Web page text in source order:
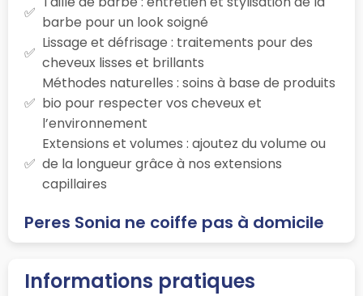
barbe pour un look soigné
Lissage et défrisage : traitements pour des
cheveux lisses et brillants
Méthodes naturelles : soins à base de produits
bio pour respecter vos cheveux et
l’environnement
Extensions et volumes : ajoutez du volume ou
de la longueur grâce à nos extensions
capillaires
Peres Sonia ne coiffe pas à domicile
Informations pratiques